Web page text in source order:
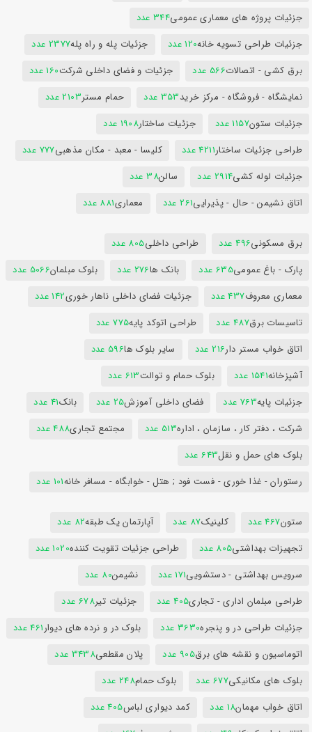
جزئیات پروژه های معماری عمومی344 عدد
جزئیات طراحی تسویه خانه120 عدد جزئیات پله و راه پله2377 عدد
برق کشی - اتصالات566 عدد جزئیات و فضای داخلی شرکت160 عدد
نمایشگاه - فروشگاه - مرکز خرید353 عدد حمام مستر2103 عدد
جزئیات ستون1157 عدد جزئیات ساختار1908 عدد
طراحی جزئیات ساختار4211 عدد کلیسا - معبد - مکان مذهبی777 عدد
جزئیات لوله کشی2914 عدد سالن38 عدد
اتاق نشیمن - حال - پذیرایی261 عدد معماری881 عدد
برق مسکونی496 عدد طراحی داخلی805 عدد
پارک - باغ عمومی635 عدد بانک ها276 عدد بلوک مبلمان5066 عدد
معماری معروف437 عدد جزئیات فضای داخلی ناهار خوری142 عدد
تاسیسات برق487 عدد طراحی اتوکد پایه775 عدد
اتاق خواب مستر دار216 عدد سایر بلوک ها596 عدد
آشپزخانه1541 عدد بلوک حمام و توالت613 عدد
جزئیات پایه763 عدد فضای داخلی آموزش25 عدد بانک41 عدد
شرکت ، دفتر کار ، سازمان ، اداره513 عدد مجتمع تجاری488 عدد
بلوک های حمل و نقل643 عدد
رستوران - غذا خوری - فست فود ; هتل - خوابگاه - مسافر خانه101 عدد
ستون467 عدد کلینیک87 عدد آپارتمان یک طبقه82 عدد
تجهیزات بهداشتی805 عدد طراحی جزئیات تقویت کننده1020 عدد
سرویس بهداشتی - دستشویی171 عدد نشیمن80 عدد
طراحی مبلمان اداری - تجاری405 عدد جزئیات تیر678 عدد
جزئیات طراحی در و پنجره3630 عدد بلوک در و نرده های دیوار461 عدد
اتوماسیون و نقشه های برق905 عدد پلان مقطعی3438 عدد
بلوک های مکانیکی677 عدد بلوک حمام248 عدد
اتاق خواب مهمان18 عدد کمد دیواری لباس405 عدد